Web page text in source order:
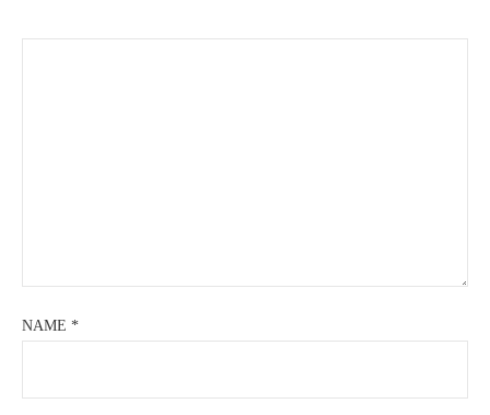
NAME *